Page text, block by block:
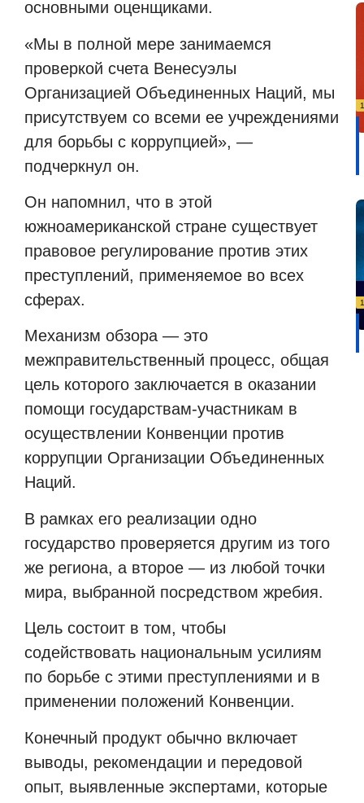
основными оценщиками.
«Мы в полной мере занимаемся
проверкой счета Венесуэлы
Организацией Объединенных Наций, мы
присутствуем со всеми ее учреждениями
для борьбы с коррупцией», —
подчеркнул он.
Он напомнил, что в этой
южноамериканской стране существует
правовое регулирование против этих
преступлений, применяемое во всех
сферах.
Механизм обзора — это
межправительственный процесс, общая
цель которого заключается в оказании
помощи государствам-участникам в
осуществлении Конвенции против
коррупции Организации Объединенных
Наций.
В рамках его реализации одно
государство проверяется другим из того
же региона, а второе — из любой точки
мира, выбранной посредством жребия.
Цель состоит в том, чтобы
содействовать национальным усилиям
по борьбе с этими преступлениями и в
применении положений Конвенции.
Конечный продукт обычно включает
выводы, рекомендации и передовой
опыт, выявленные экспертами, которые